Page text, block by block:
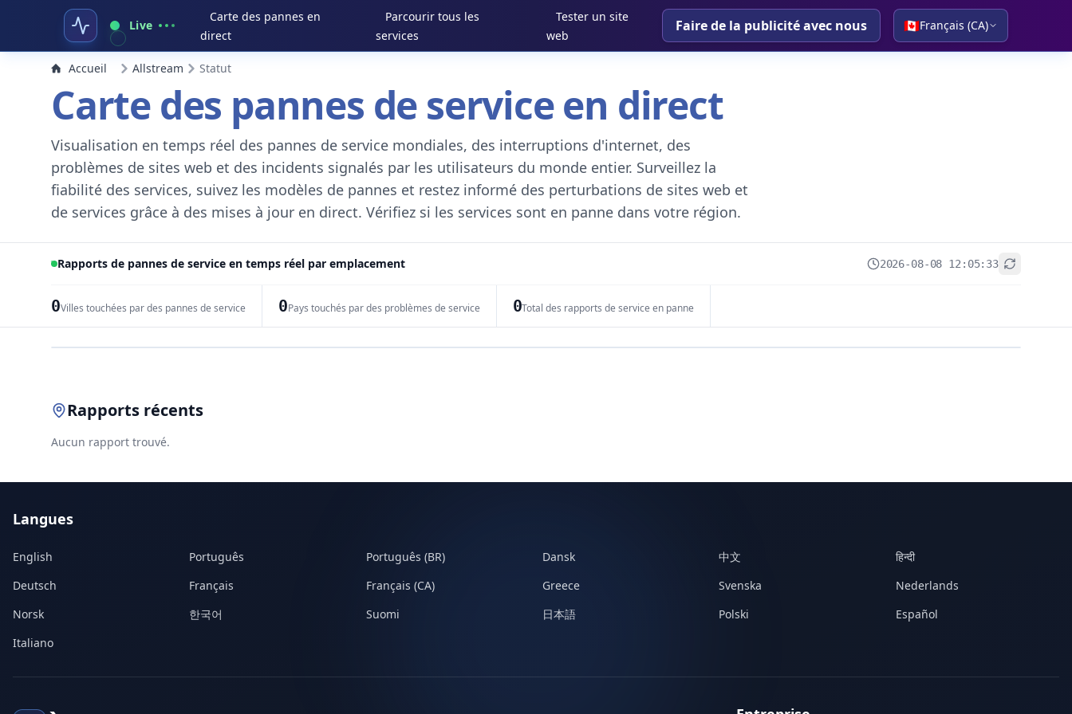
Live
Carte des pannes en
direct
Parcourir tous les
services
Tester un site
web
Faire de la publicité avec nous 🇨🇦Français (CA)
Accueil Allstream Statut
Carte des pannes de service en direct
Visualisation en temps réel des pannes de service mondiales, des interruptions d'internet, des
problèmes de sites web et des incidents signalés par les utilisateurs du monde entier. Surveillez la
fiabilité des services, suivez les modèles de pannes et restez informé des perturbations de sites web et
de services grâce à des mises à jour en direct. Vérifiez si les services sont en panne dans votre région.
Rapports de pannes de service en temps réel par emplacement 2026-08-08 12:05:33
0Villes touchées par des pannes de service 0Pays touchés par des problèmes de service 0Total des rapports de service en panne
Rapports récents
Aucun rapport trouvé.
Langues
English Português Português (BR) Dansk 中文
हिन्दी
Deutsch
Français Français (CA) Greece Svenska
Nederlands
Norsk
한국어 Suomi 日本語 Polski
Español
Italiano